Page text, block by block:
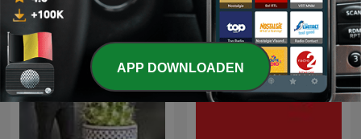
APP DOWNLOADEN